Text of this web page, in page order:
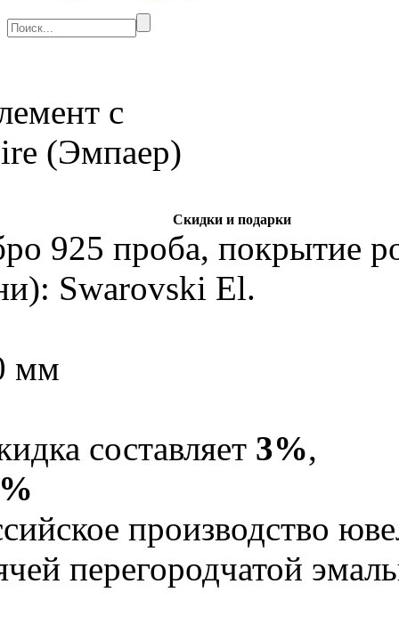
Скидки и подарки
925 проба, покрытие
Swarovski El.
мм
составляет 3%,
производство
перегородчатой